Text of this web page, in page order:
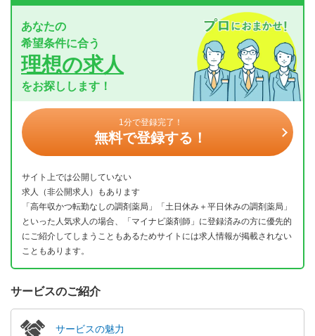
あなたの
希望条件に合う
理想の求人
をお探しします！
1分で登録完了！
無料で登録する！
サイト上では公開していない
求人（非公開求人）もあります
「高年収かつ転勤なしの調剤薬局」「土日休み＋平日休みの調剤薬局」
といった人気求人の場合、「マイナビ薬剤師」に登録済みの方に優先的
にご紹介してしまうこともあるためサイトには求人情報が掲載されない
こともあります。
サービスのご紹介
サービスの魅力